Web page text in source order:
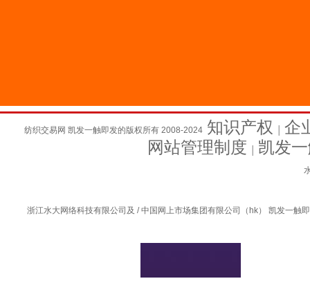
纺织交易网 凯发一触即发的版权所有 2008-2024 知识产权
企
网站管理制度
凯发
浙江水大网络科技有限公司及 / 中国网上市场集团有限公司（hk） 凯发一触